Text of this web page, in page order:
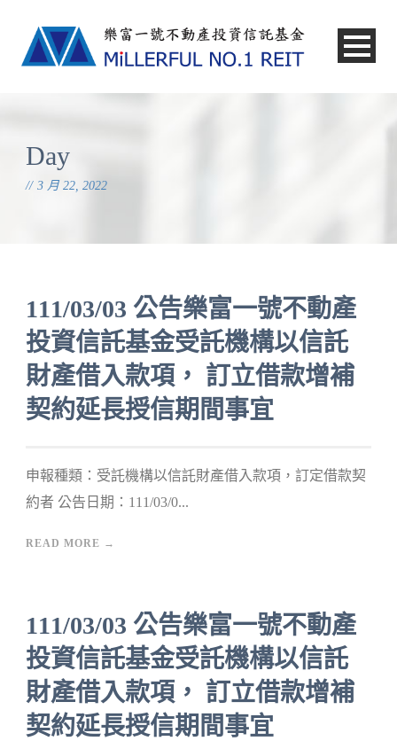
Day
3 月 22, 2022
111/03/03 公告樂富一號不動產
投資信託基金受託機構以信託
財產借入款項， 訂立借款增補
契約延長授信期間事宜
申報種類：受託機構以信託財產借入款項，訂定借款契
約者 公告日期：111/03/0...
READ MORE →
111/03/03 公告樂富一號不動產
投資信託基金受託機構以信託
財產借入款項， 訂立借款增補
契約延長授信期間事宜